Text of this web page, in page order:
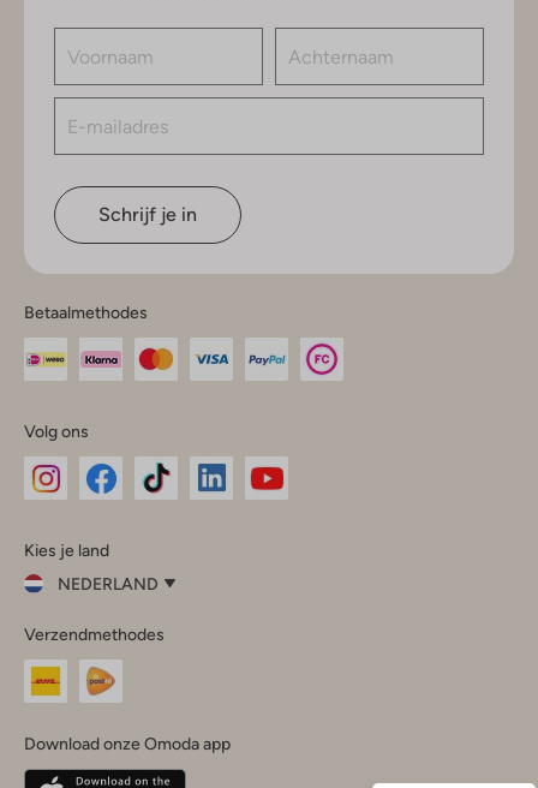
Schrijf je in
Betaalmethodes
Volg ons
InstagramFacebook
Kies je land
NEDERLAND
je
land
Nederland
Belgique(Français)
Verzendmethodes
Download onze Omoda app